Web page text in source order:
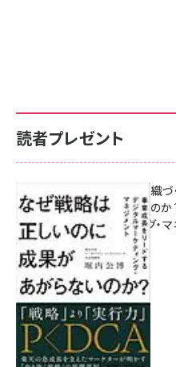
読者プレゼント
成果を生む組織
があがらないのか
マーケティング・
8月7日 10:00